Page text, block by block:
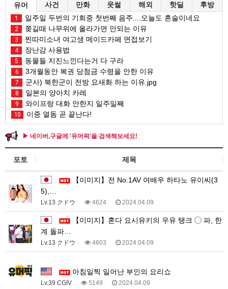
유머 사건 만화 웃썰 해외 핫딜 후방
1 일주일 두번의 기회중 첫번째 음주....오늘도 혼술이네요
2 쫒길때 나무위에 올라가면 안되는 이유
3 찐따미소녀 여고생 메이드카페 면접보기
4 장난감 사용법
5 동물들 지진느낀다는거 다 구라
6 3개월동안 복권 당첨금 수령을 안한 이유
7 군사) 북한군이 전방 요새화 하는 이유.jpg
8 일본의 양아치 카레
9 와이프랑 대화 안한지 일주일째
10 이중 열돔 곧 끝난다!
▶ 네이버,구글에 '유머픽'을 검색해보세요!
포토 제목
5),…
Lv.13 クドウ 4624 2024.04.09
계 돌파…
Lv.13 クドウ 4603 2024.04.09
아침일찍 일어난 부인의 요리쇼
Lv.39 CGIV 5149 2024.04.09